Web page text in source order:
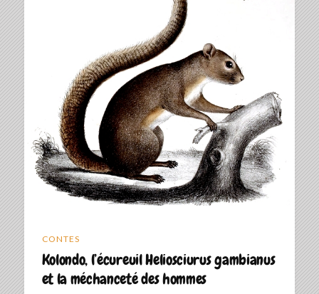
CONTES
Kolondo, l’écureuil Heliosciurus gambianus
et la méchanceté des hommes